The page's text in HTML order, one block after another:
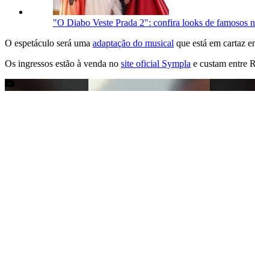
"O Diabo Veste Prada 2": confira looks de famosos
O espetáculo será uma adaptação do musical que está em cartaz
Os ingressos estão à venda no site oficial Sympla e custam entre